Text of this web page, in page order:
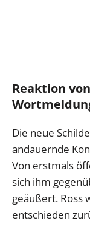
Reaktion
Die neue
andauernde
Von erstmals
sich ihm
geäußert. Ross
entschieden